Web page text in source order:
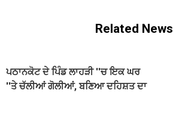
Related News
ਪਠਾਨਕੋਟ ਦੇ ਪਿੰਡ ਲਾਹੜੀ ''ਚ ਇਕ ਘਰ
''ਤੇ ਚੱਲੀਆਂ ਗੋਲੀਆਂ, ਬਣਿਆ ਦਹਿਸ਼ਤ ਦਾ